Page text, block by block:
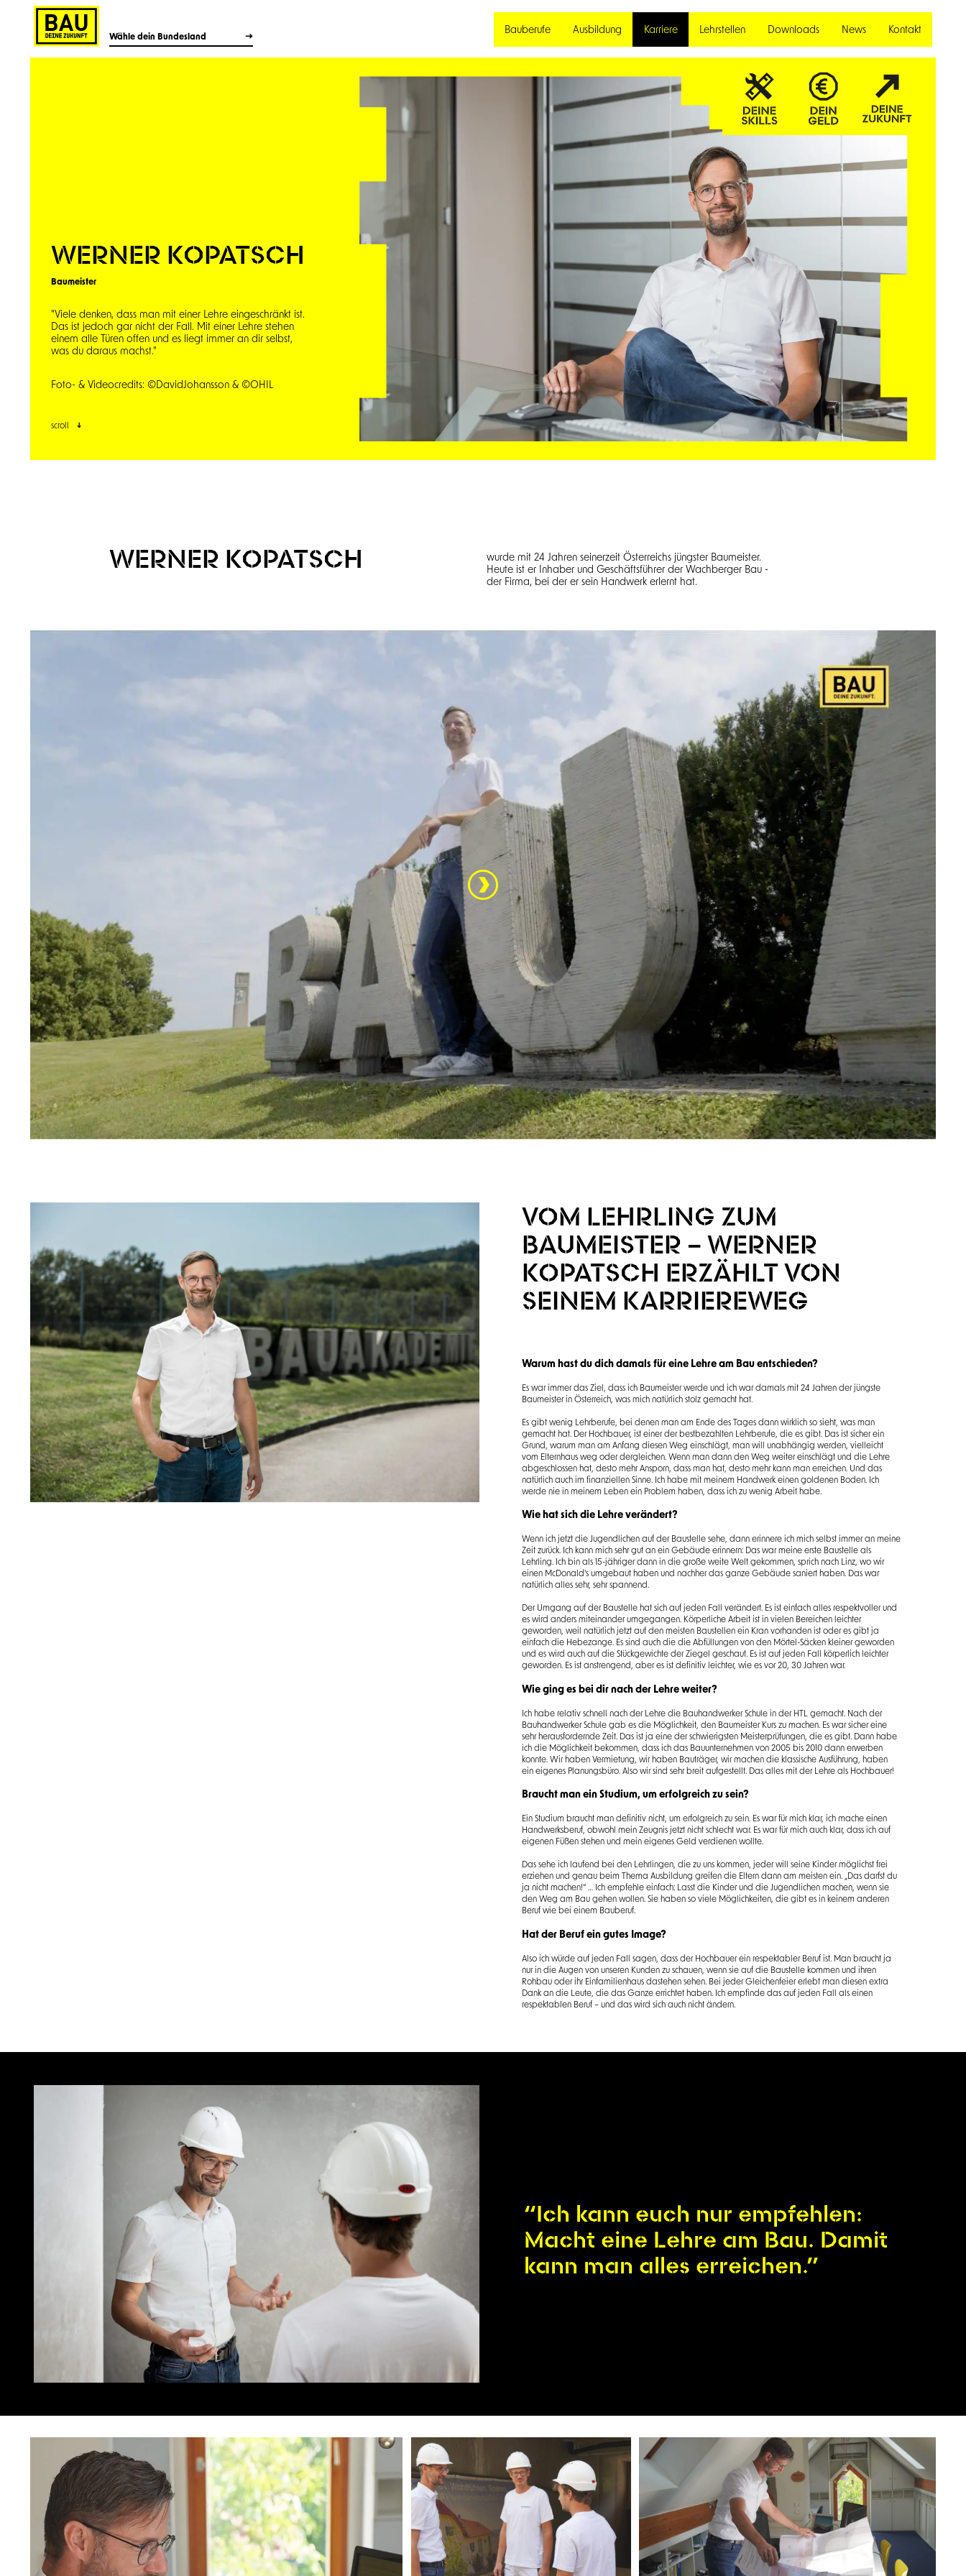
Wähle dein Bundesland
Bauberufe Ausbildung Karriere Lehrstellen Downloads News Kontakt
WERNER KOPATSCH
Baumeister
"Viele denken, dass man mit einer Lehre eingeschränkt ist.
Das ist jedoch gar nicht der Fall. Mit einer Lehre stehen
einem alle Türen offen und es liegt immer an dir selbst,
was du daraus machst."
Foto- & Videocredits: ©DavidJohansson & ©OHIL
scroll
WERNER KOPATSCH
wurde mit 24 Jahren seinerzeit Österreichs jüngster Baumeister.
Heute ist er Inhaber und Geschäftsführer der Wachberger Bau -
der Firma, bei der er sein Handwerk erlernt hat.
VOM LEHRLING ZUM
BAUMEISTER – WERNER
KOPATSCH ERZÄHLT VON
SEINEM KARRIEREWEG
Warum hast du dich damals für eine Lehre am Bau entschieden?
Es war immer das Ziel, dass ich Baumeister werde und ich war damals mit 24 Jahren der jüngste
Baumeister in Österreich, was mich natürlich stolz gemacht hat.
Es gibt wenig Lehrberufe, bei denen man am Ende des Tages dann wirklich so sieht, was man
gemacht hat. Der Hochbauer, ist einer der bestbezahlten Lehrberufe, die es gibt. Das ist sicher ein
Grund, warum man am Anfang diesen Weg einschlägt, man will unabhängig werden, vielleicht
vom Elternhaus weg oder dergleichen. Wenn man dann den Weg weiter einschlägt und die Lehre
abgeschlossen hat, desto mehr Ansporn, dass man hat, desto mehr kann man erreichen. Und das
natürlich auch im finanziellen Sinne. Ich habe mit meinem Handwerk einen goldenen Boden. Ich
werde nie in meinem Leben ein Problem haben, dass ich zu wenig Arbeit habe.
Wie hat sich die Lehre verändert?
Wenn ich jetzt die Jugendlichen auf der Baustelle sehe, dann erinnere ich mich selbst immer an meine
Zeit zurück. Ich kann mich sehr gut an ein Gebäude erinnern: Das war meine erste Baustelle als
Lehrling. Ich bin als 15-jähriger dann in die große weite Welt gekommen, sprich nach Linz, wo wir
einen McDonald's umgebaut haben und nachher das ganze Gebäude saniert haben. Das war
natürlich alles sehr, sehr spannend.
Der Umgang auf der Baustelle hat sich auf jeden Fall verändert. Es ist einfach alles respektvoller und
es wird anders miteinander umgegangen. Körperliche Arbeit ist in vielen Bereichen leichter
geworden, weil natürlich jetzt auf den meisten Baustellen ein Kran vorhanden ist oder es gibt ja
einfach die Hebezange. Es sind auch die die Abfüllungen von den Mörtel-Säcken kleiner geworden
und es wird auch auf die Stückgewichte der Ziegel geschaut. Es ist auf jeden Fall körperlich leichter
geworden. Es ist anstrengend, aber es ist definitiv leichter, wie es vor 20, 30 Jahren war.
Wie ging es bei dir nach der Lehre weiter?
Ich habe relativ schnell nach der Lehre die Bauhandwerker Schule in der HTL gemacht. Nach der
Bauhandwerker Schule gab es die Möglichkeit, den Baumeister Kurs zu machen. Es war sicher eine
sehr herausfordernde Zeit. Das ist ja eine der schwierigsten Meisterprüfungen, die es gibt. Dann habe
ich die Möglichkeit bekommen, dass ich das Bauunternehmen von 2005 bis 2010 dann erwerben
konnte. Wir haben Vermietung, wir haben Bauträger, wir machen die klassische Ausführung, haben
ein eigenes Planungsbüro. Also wir sind sehr breit aufgestellt. Das alles mit der Lehre als Hochbauer!
Braucht man ein Studium, um erfolgreich zu sein?
Ein Studium braucht man definitiv nicht, um erfolgreich zu sein. Es war für mich klar, ich mache einen
Handwerksberuf, obwohl mein Zeugnis jetzt nicht schlecht war. Es war für mich auch klar, dass ich auf
eigenen Füßen stehen und mein eigenes Geld verdienen wollte.
Das sehe ich laufend bei den Lehrlingen, die zu uns kommen, jeder will seine Kinder möglichst frei
erziehen und genau beim Thema Ausbildung greifen die Eltern dann am meisten ein. „Das darfst du
ja nicht machen!“ … Ich empfehle einfach: Lasst die Kinder und die Jugendlichen machen, wenn sie
den Weg am Bau gehen wollen. Sie haben so viele Möglichkeiten, die gibt es in keinem anderen
Beruf wie bei einem Bauberuf.
Hat der Beruf ein gutes Image?
Also ich würde auf jeden Fall sagen, dass der Hochbauer ein respektabler Beruf ist. Man braucht ja
nur in die Augen von unseren Kunden zu schauen, wenn sie auf die Baustelle kommen und ihren
Rohbau oder ihr Einfamilienhaus dastehen sehen. Bei jeder Gleichenfeier erlebt man diesen extra
Dank an die Leute, die das Ganze errichtet haben. Ich empfinde das auf jeden Fall als einen
respektablen Beruf – und das wird sich auch nicht ändern.
“Ich kann euch nur empfehlen:
Macht eine Lehre am Bau. Damit
kann man alles erreichen.”